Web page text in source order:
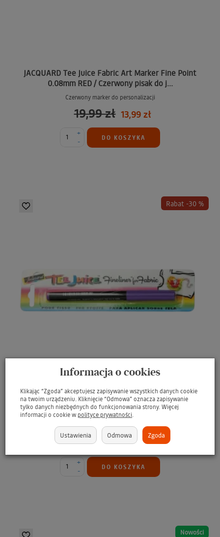
JACQUARD Tee Juice Fabric Art Marker Fine Point
0.08mm RED / Czerwony pisak do j...
Czerwony marker do personalizacji
19,99 zł 13,99 zł
-
+
DO KOSZYKA
Rabat -30 %
JACQUARD Tee Juice Fabric Art Marker Fine Point
0.08mm PURPLE / Fioletowy pisak ...
Fioletowy marker do personalizacji
19,99 zł 13,99 zł
-
+
DO KOSZYKA
Nowości
Informacja o cookies
Klikając “Zgoda” akceptujesz zapisywanie wszystkich danych cookie
na twoim urządzeniu. Kliknięcie “Odmowa” oznacza zapisywanie
tylko danych niezbędnych do funkcjonowania strony. Więcej
informacji o cookie w polityce prywatności
Ustawienia Odmowa Zgoda